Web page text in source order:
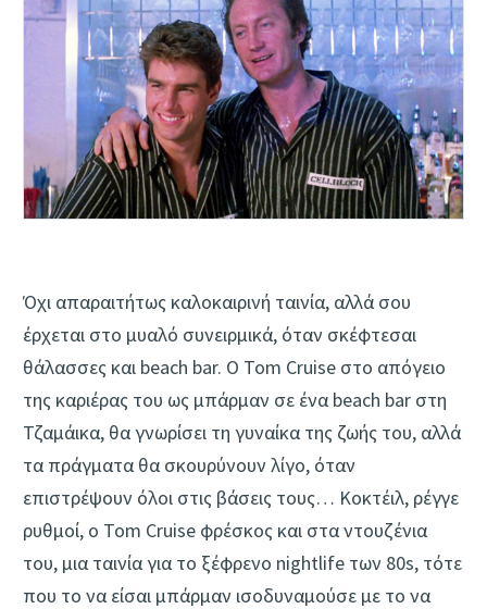
Όχι απαραιτήτως καλοκαιρινή ταινία, αλλά σου
έρχεται στο μυαλό συνειρμικά, όταν σκέφτεσαι
θάλασσες και beach bar. Ο Tom Cruise στο απόγειο
της καριέρας του ως μπάρμαν σε ένα beach bar στη
Τζαμάικα, θα γνωρίσει τη γυναίκα της ζωής του, αλλά
τα πράγματα θα σκουρύνουν λίγο, όταν
επιστρέψουν όλοι στις βάσεις τους… Κοκτέιλ, ρέγγε
ρυθμοί, ο Tom Cruise φρέσκος και στα ντουζένια
του, μια ταινία για το ξέφρενο nightlife των 80s, τότε
που το να είσαι μπάρμαν ισοδυναμούσε με το να